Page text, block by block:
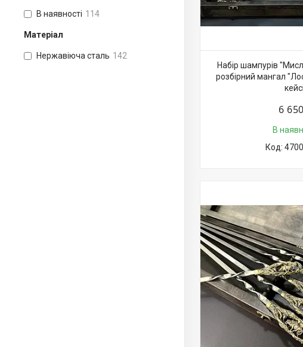
В наявності 114
Матеріал
Нержавіюча сталь 142
Набір шампурів
розбірний мангал
6
В